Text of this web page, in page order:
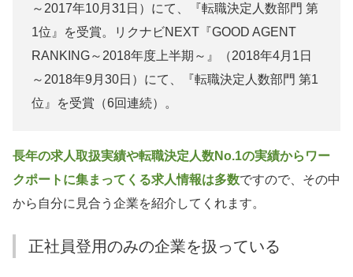
～2017年10月31日）にて、『転職決定人数部門 第
1位』を受賞。リクナビNEXT『GOOD AGENT
RANKING～2018年度上半期～』（2018年4月1日
～2018年9月30日）にて、『転職決定人数部門 第1
位』を受賞（6回連続）。
長年の求人取扱実績や転職決定人数No.1の実績からワー
クポートに集まってくる求人情報は多数ですので、その中
から自分に見合う企業を紹介してくれます。
正社員登用のみの企業を扱っている